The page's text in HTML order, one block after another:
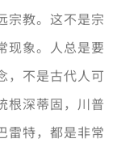
宗教。这不是宗
现象。人总是要
，不是古代人可
根深蒂固，川普
雷特，都是非常